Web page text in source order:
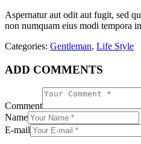
Aspernatur aut odit aut fugit, sed
non numquam eius modi tempora
Categories: Gentleman, Life Style
ADD COMMENTS
Comment
Name
E-mail